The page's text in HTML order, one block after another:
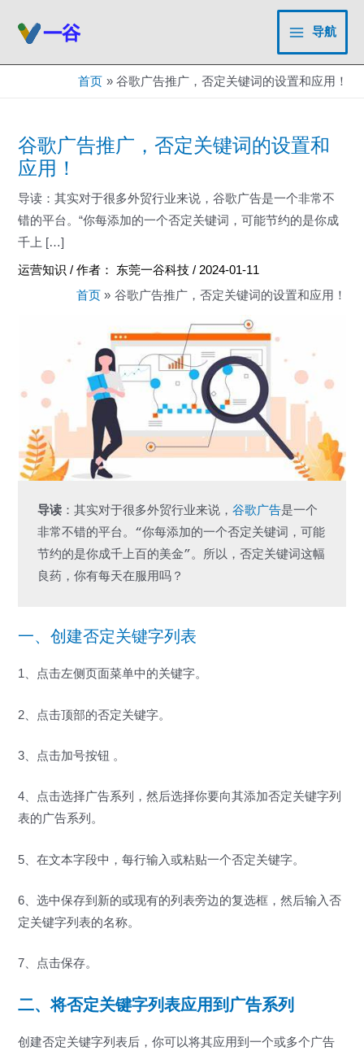
Main
Menu
导航
首页 谷歌广告推广，否定关键词的设置和应用！
谷歌广告推广，否定关键词的设置和
应用！
导读：其实对于很多外贸行业来说，谷歌广告是一个非常不
错的平台。“你每添加的一个否定关键词，可能节约的是你成
千上 […]
运营知识 / 作者： 东莞一谷科技/ 2024-01-11
首页
谷歌广告推广，否定关键词的设置和应用！
导读：其实对于很多外贸行业来说， 谷歌广告是一个
非常不错的平台。“你每添加的一个否定关键词，可能
节约的是你成千上百的美金”。所以，否定关键词这幅
良药，你有每天在服用吗？
一、创建否定关键字列表
1、点击左侧页面菜单中的关键字。
2、点击顶部的否定关键字。
3、点击加号按钮 。
4、点击选择广告系列，然后选择你要向其添加否定关键字列
表的广告系列。
5、在文本字段中，每行输入或粘贴一个否定关键字。
6、选中保存到新的或现有的列表旁边的复选框，然后输入否
定关键字列表的名称。
7、点击保存。
二、将否定关键字列表应用到广告系列
创建否定关键字列表后，你可以将其应用到一个或多个广告